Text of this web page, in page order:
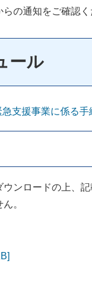
の通知をご確認く
ール
急支援事業に係る
ンロードの上、
。